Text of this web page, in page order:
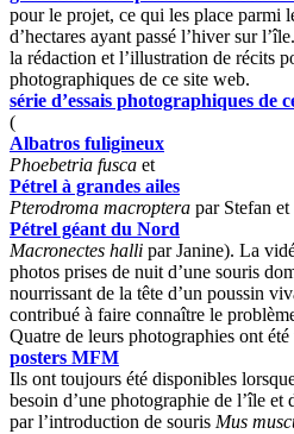
pour le projet, ce qui les place parmi
d’hectares ayant passé l’hiver sur
la rédaction et l’illustration de récits
photographiques de ce site web.
série d’essais photographiques de
(
Albatros fuligineux
Phoebetria fusca et
Pétrel à grandes ailes
Pterodroma macroptera par Stefan et
Pétrel géant du Nord
Macronectes halli par Janine). La
photos prises de nuit d’une souris
nourrissant de la tête d’un poussin
contribué à faire connaître le
Quatre de leurs photographies ont été
posters MFM
Ils ont toujours été disponibles
besoin d’une photographie de l’île et
par l’introduction de souris Mus